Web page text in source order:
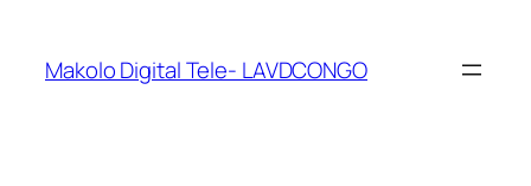
Makolo Digital Tele- LAVDCONGO